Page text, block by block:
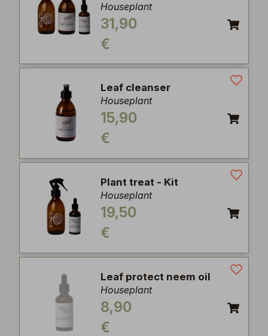
Houseplant
31,90
€
Leaf cleanser
Houseplant
15,90
€
Plant treat - Kit
Houseplant
19,50
€
Leaf protect neem oil
Houseplant
8,90
€